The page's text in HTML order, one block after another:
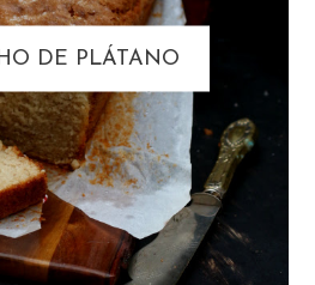
DE PLÁTANO